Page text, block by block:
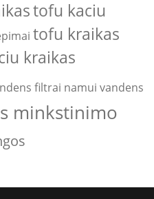
tofu kaciu
tofu kraikas
kraikas
filtrai namui vandens
minkstinimo